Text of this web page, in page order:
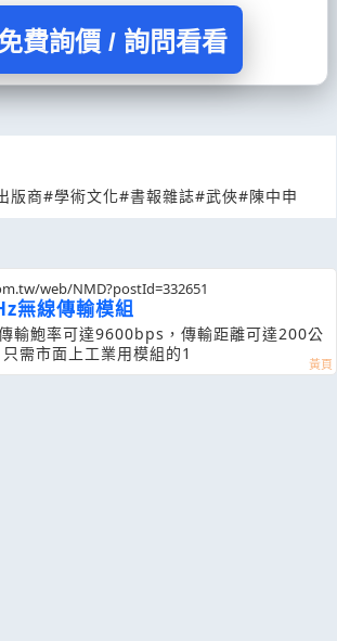
費詢價 / 詢問看看
版商#學術文化#書報雜誌#武俠#陳中申
web/NMD?postId=332651
無線傳輸模組
輸鮑率可達9600bps，傳輸距離可達200公
需市面上工業用模組的1